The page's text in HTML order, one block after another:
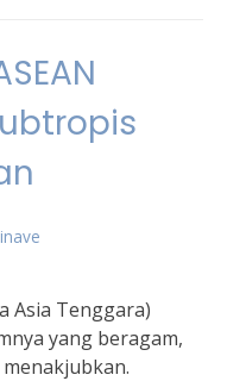
Asia Tenggara)
yang beragam,